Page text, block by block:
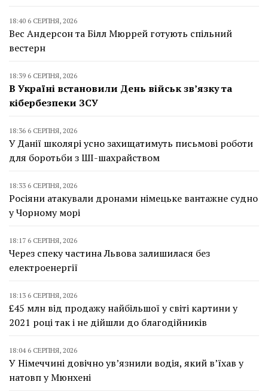
18:40 6 СЕРПНЯ, 2026
Вес Андерсон та Білл Мюррей готують спільний
вестерн
18:39 6 СЕРПНЯ, 2026
В Україні встановили День військ зв’язку та
кібербезпеки ЗСУ
18:36 6 СЕРПНЯ, 2026
У Данії школярі усно захищатимуть письмові роботи
для боротьби з ШІ-шахрайством
18:33 6 СЕРПНЯ, 2026
Росіяни атакували дронами німецьке вантажне судно
у Чорному морі
18:17 6 СЕРПНЯ, 2026
Через спеку частина Львова залишилася без
електроенергії
18:13 6 СЕРПНЯ, 2026
£45 млн від продажу найбільшої у світі картини у
2021 році так і не дійшли до благодійників
18:04 6 СЕРПНЯ, 2026
У Німеччині довічно ув’язнили водія, який в’їхав у
натовп у Мюнхені